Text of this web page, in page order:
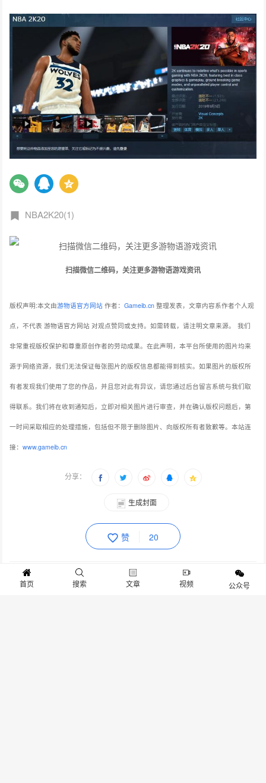
NBA2K20(1)
扫描微信二维码，关注更多游物语游戏资讯
版权声明:本文由游物语官方网站 作者：Gameib.cn 整理发表，文章内容系作者个人观
点，不代表 游物语官方网站 对观点赞同或支持。如需转载，请注明文章来源。 我们
非常重视版权保护和尊重原创作者的劳动成果。在此声明，本平台所使用的图片均来
源于网络资源，我们无法保证每张图片的版权信息都能得到核实。如果图片的版权所
有者发现我们使用了您的作品，并且您对此有异议，请您通过后台留言系统与我们取
得联系。我们将在收到通知后，立即对相关图片进行审查，并在确认版权问题后，第
一时间采取相应的处理措施，包括但不限于删除图片、向版权所有者致歉等。本站连
接：www.gameib.cn
分享：
生成封面
赞 20
上一篇：育碧将于7月13日举办Ubisoft Forward发布会
首页 搜索 文章 视频 公众号